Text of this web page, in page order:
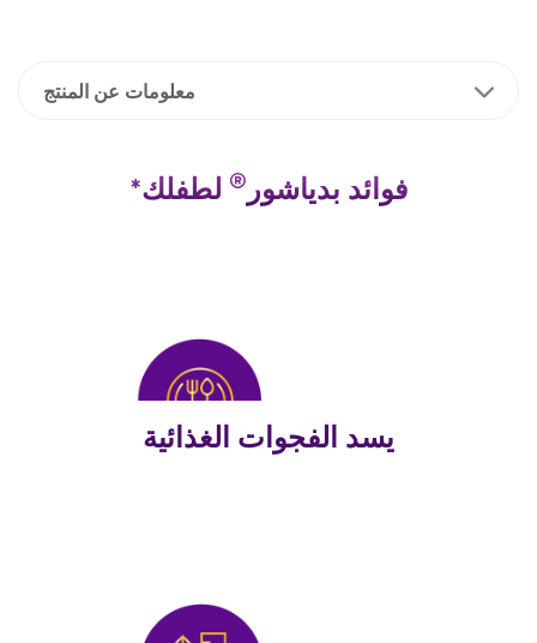
معلومات عن المنتج
فوائد بدياشور ® لطفلك*
يسد الفجوات الغذائية